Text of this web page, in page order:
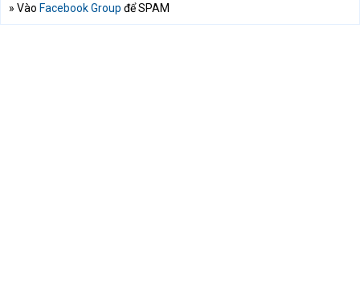
» Vào Facebook Group để SPAM